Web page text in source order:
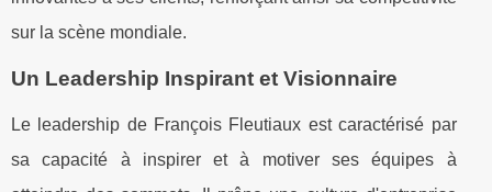
sur la scène mondiale.
Un Leadership Inspirant et Visionnaire
Le leadership de François Fleutiaux est caractérisé par
sa capacité à inspirer et à motiver ses équipes à